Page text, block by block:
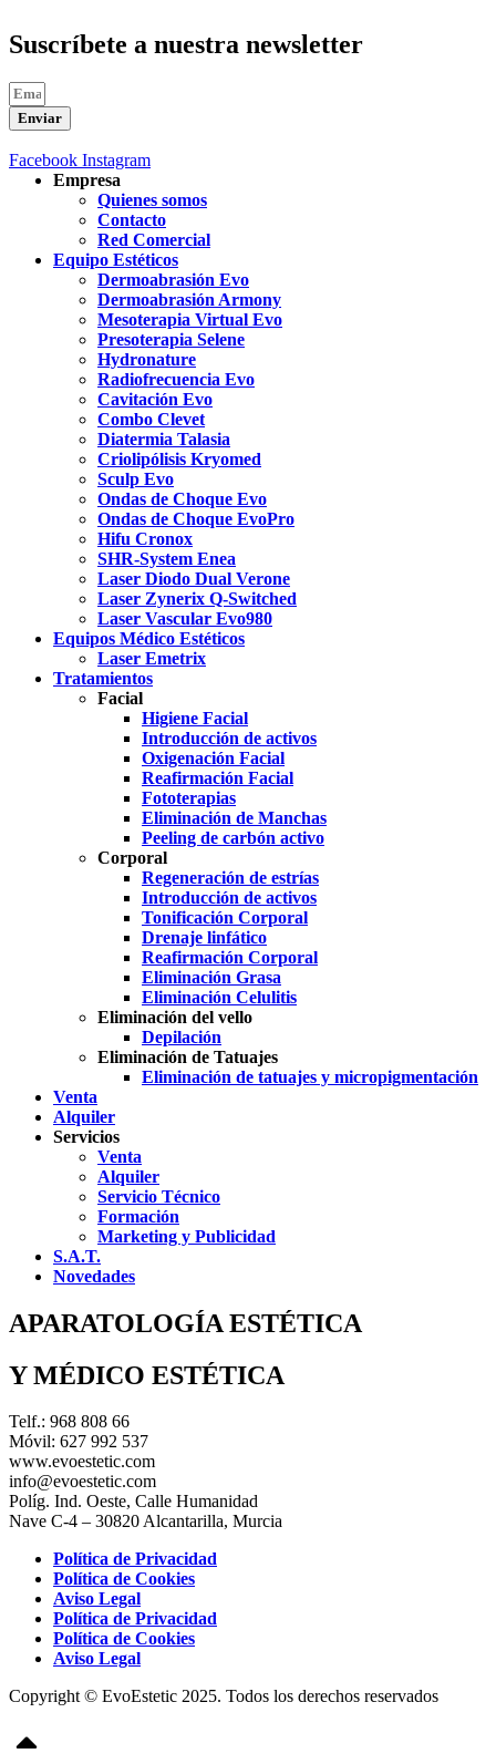
Suscríbete a nuestra newsletter
Enviar
Facebook Instagram
Empresa
Quienes somos
Contacto
Red Comercial
Equipo Estéticos
Dermoabrasión Evo
Dermoabrasión Armony
Mesoterapia Virtual Evo
Presoterapia Selene
Hydronature
Radiofrecuencia Evo
Cavitación Evo
Combo Clevet
Diatermia Talasia
Criolipólisis Kryomed
Sculp Evo
Ondas de Choque Evo
Ondas de Choque EvoPro
Hifu Cronox
SHR-System Enea
Laser Diodo Dual Verone
Laser Zynerix Q-Switched
Laser Vascular Evo980
Equipos Médico Estéticos
Laser Emetrix
Tratamientos
Facial
Higiene Facial
Introducción de activos
Oxigenación Facial
Reafirmación Facial
Fototerapias
Eliminación de Manchas
Peeling de carbón activo
Corporal
Regeneración de estrías
Introducción de activos
Tonificación Corporal
Drenaje linfático
Reafirmación Corporal
Eliminación Grasa
Eliminación Celulitis
Eliminación del vello
Depilación
Eliminación de Tatuajes
Eliminación de tatuajes y micropigmentación
Venta
Alquiler
Servicios
Venta
Alquiler
Servicio Técnico
Formación
Marketing y Publicidad
S.A.T.
Novedades
APARATOLOGÍA ESTÉTICA
Y MÉDICO ESTÉTICA
Telf.: 968 808 66
Móvil: 627 992 537
www.evoestetic.com
info@evoestetic.com
Políg. Ind. Oeste, Calle Humanidad
Nave C-4 – 30820 Alcantarilla, Murcia
Política de Privacidad
Política de Cookies
Aviso Legal
Política de Privacidad
Política de Cookies
Aviso Legal
Copyright © EvoEstetic 2025. Todos los derechos reservados